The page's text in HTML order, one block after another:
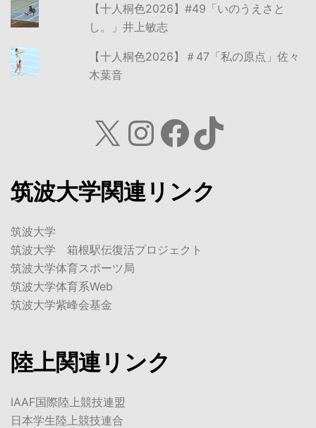
【十人桐色2026】#49「いのうえさと
し。」井上敏志
【十人桐色2026】＃47「私の原点」佐々
木葉音
X Instagram
Facebook
TikTok
筑波大学関連リンク
筑波大学
筑波大学 箱根駅伝復活プロジェクト
筑波大学体育スポーツ局
筑波大学体育系Web
筑波大学紫峰会基金
陸上関連リンク
IAAF国際陸上競技連盟
日本学生陸上競技連合